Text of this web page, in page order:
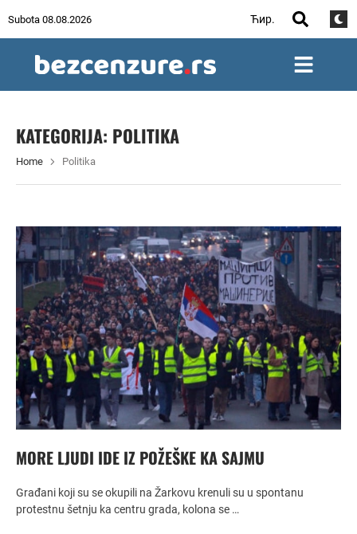
Subota 08.08.2026 Ћир.
KATEGORIJA: POLITIKA
Home Politika
MORE LJUDI IDE IZ POŽEŠKE KA SAJMU
Građani koji su se okupili na Žarkovu krenuli su u spontanu
protestnu šetnju ka centru grada, kolona se …